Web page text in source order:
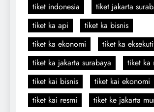
tiket indonesia
tiket jakarta
tiket ka api
tiket ka bisnis
tiket ka ekonomi
tiket ka
tiket ka jakarta surabaya
tiket ka
tiket kai bisnis
tiket kai ekonomi
tiket kai resmi
tiket ke jakarta